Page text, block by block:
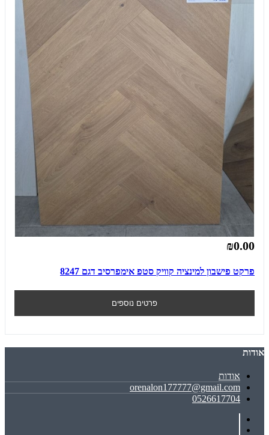
₪0.00
פרקט פישבון למינציה קוויק סטפ אימפרסיב דגם 8247
פרטים נוספים
אודות
אודות
orenalon177777@gmail.com
0526617704